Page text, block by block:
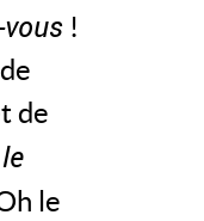
!
de
le